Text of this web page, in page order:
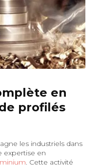
en
profilés
les industriels dans
expertise en
. Cette activité